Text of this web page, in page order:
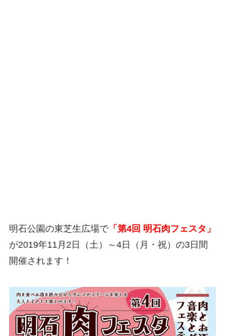
明石公園の東芝生広場で「第4回 明石肉フェスタ」
が2019年11月2日（土）～4日（月・祝）の3日間
開催されます！